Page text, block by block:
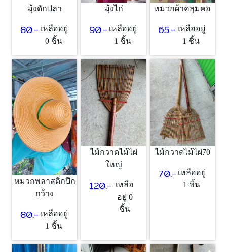
มุ้งดักปลา
80.- เหลืออยู่
0 ชิ้น
มุ้งไก่
90.- เหลืออยู่
1 ชิ้น
หมวกผ้าคลุมคอ
65.- เหลืออยู่
1 ชิ้น
หมวกพลาสติกปีก
กว้าง
80.- เหลืออยู่
1 ชิ้น
ไม้กวาดไม้ไผ่
ใหญ่
120.- เหลือ
อยู่ 0
ชิ้น
ไม้กวาดไม้ไผ่70
70.- เหลืออยู่
1 ชิ้น